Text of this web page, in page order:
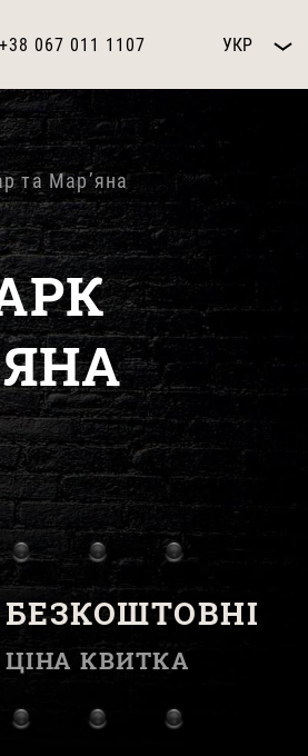
+38 067 011 1107 УКР
та Марʼяна
БЕЗКОШТОВНІ
ЦІНА КВИТКА